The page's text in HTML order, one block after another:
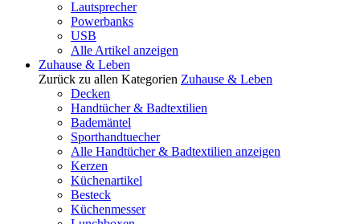
Lautsprecher
Powerbanks
USB
Alle Artikel anzeigen
Zuhause & Leben
Zurück zu allen Kategorien Zuhause & Leben
Decken
Handtücher & Badtextilien
Bademäntel
Sporthandtuecher
Alle Handtücher & Badtextilien anzeigen
Kerzen
Küchenartikel
Besteck
Küchenmesser